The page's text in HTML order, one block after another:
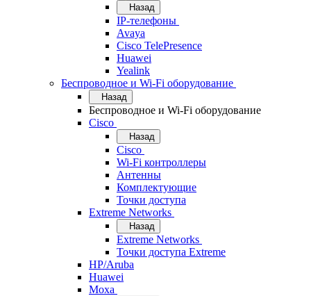
Назад
IP-телефоны
Avaya
Cisco TelePresence
Huawei
Yealink
Беспроводное и Wi-Fi оборудование
Назад
Беспроводное и Wi-Fi оборудование
Cisco
Назад
Cisco
Wi-Fi контроллеры
Антенны
Комплектующие
Точки доступа
Extreme Networks
Назад
Extreme Networks
Точки доступа Extreme
HP/Aruba
Huawei
Moxa